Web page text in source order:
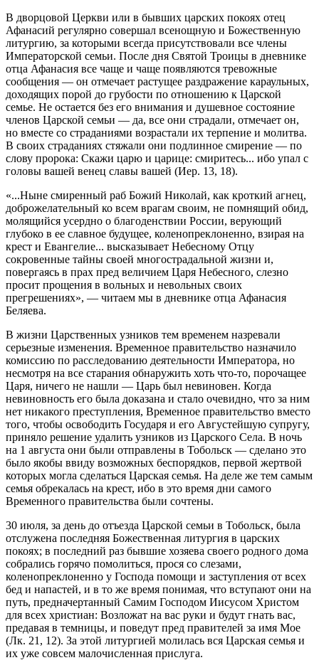
В дворцовой Церкви или в бывших царских покоях отец
Афанасий регулярно совершал всенощную и Божественную
литургию, за которыми всегда присутствовали все члены
Императорской семьи. После дня Святой Троицы в дневнике
отца Афанасия все чаще и чаще появляются тревожные
сообщения — он отмечает растущее раздражение караульных,
доходящих порой до грубости по отношению к Царской
семье. Не остается без его внимания и душевное состояние
членов Царской семьи — да, все они страдали, отмечает он,
но вместе со страданиями возрастали их терпение и молитва.
В своих страданиях стяжали они подлинное смирение — по
слову пророка: Скажи царю и царице: смиритесь... ибо упал с
головы вашей венец славы вашей (Иер. 13, 18).
«...Ныне смиренный раб Божий Николай, как кроткий агнец,
доброжелательный ко всем врагам своим, не помнящий обид,
молящийся усердно о благоденствии России, верующий
глубоко в ее славное будущее, коленопреклоненно, взирая на
крест и Евангелие... высказывает Небесному Отцу
сокровенные тайны своей многострадальной жизни и,
повергаясь в прах пред величием Царя Небесного, слезно
просит прощения в вольных и невольных своих
прегрешениях», — читаем мы в дневнике отца Афанасия
Беляева.
В жизни Царственных узников тем временем назревали
серьезные изменения. Временное правительство назначило
комиссию по расследованию деятельности Императора, но
несмотря на все старания обнаружить хоть что-то, порочащее
Царя, ничего не нашли — Царь был невиновен. Когда
невиновность его была доказана и стало очевидно, что за ним
нет никакого преступления, Временное правительство вместо
того, чтобы освободить Государя и его Августейшую супругу,
приняло решение удалить узников из Царского Села. В ночь
на 1 августа они были отправлены в Тобольск — сделано это
было якобы ввиду возможных беспорядков, первой жертвой
которых могла сделаться Царская семья. На деле же тем самым
семья обрекалась на крест, ибо в это время дни самого
Временного правительства были сочтены.
30 июля, за день до отъезда Царской семьи в Тобольск, была
отслужена последняя Божественная литургия в царских
покоях; в последний раз бывшие хозяева своего родного дома
собрались горячо помолиться, прося со слезами,
коленопреклоненно у Господа помощи и заступления от всех
бед и напастей, и в то же время понимая, что вступают они на
путь, предначертанный Самим Господом Иисусом Христом
для всех христиан: Возложат на вас руки и будут гнать вас,
предавая в темницы, и поведут пред правителей за имя Мое
(Лк. 21, 12). За этой литургией молилась вся Царская семья и
их уже совсем малочисленная прислуга.